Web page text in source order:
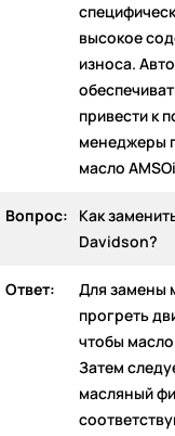
высокое
износа.
привести к
менеджеры
масло
Вопрос:
Как
Davidson?
Ответ:
Для замены
прогреть
чтобы
Затем
масляный